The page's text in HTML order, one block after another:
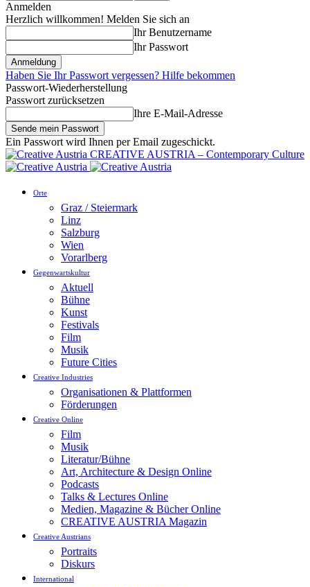
Anmelden
Herzlich willkommen! Melden Sie sich an
Ihr Benutzername
Ihr Passwort
Haben Sie Ihr Passwort vergessen? Hilfe bekommen
Passwort-Wiederherstellung
Passwort zurücksetzen
Ihre E-Mail-Adresse
Ein Passwort wird Ihnen per Email zugeschickt.
CREATIVE AUSTRIA – Contemporary Culture
Orte
Graz / Steiermark
Linz
Salzburg
Wien
Vorarlberg
Gegenwartskultur
Aktuell
Bühne
Kunst
Festivals
Film
Musik
Future Cities
Creative Industries
Organisationen & Plattformen
Förderungen
Creative Online
Film
Musik
Literatur/Bühne
Art, Architecture & Design Online
Podcasts
Talks & Lectures Online
Medien, Magazine & Bücher Online
CREATIVE AUSTRIA Magazin
Creative Austrians
Portraits
Diskurs
International